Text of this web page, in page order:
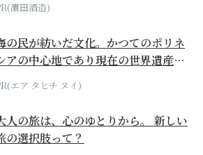
濵田酒造)
の民が紡いだ文化。かつてのポリネ
アの中心地であり現在の世界遺産か
らみえてくる...
エア タヒチ ヌイ)
人の旅は、心のゆとりから。 新しい
の選択肢って？